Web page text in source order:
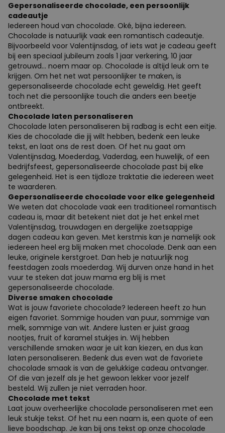
Gepersonaliseerde chocolade, een persoonlijk
cadeautje
Iedereen houd van chocolade. Oké, bijna iedereen.
Chocolade is natuurlijk vaak een romantisch cadeautje.
Bijvoorbeeld voor Valentijnsdag, of iets wat je cadeau geeft
bij een speciaal jubileum zoals 1 jaar verkering, 10 jaar
getrouwd… noem maar op. Chocolade is altijd leuk om te
krijgen. Om het net wat persoonlijker te maken, is
gepersonaliseerde chocolade echt geweldig. Het geeft
toch net die persoonlijke touch die anders een beetje
ontbreekt.
Chocolade laten personaliseren
Chocolade laten personaliseren bij radbag is echt een eitje.
Kies de chocolade die jij wilt hebben, bedenk een leuke
tekst, en laat ons de rest doen. Of het nu gaat om
Valentijnsdag, Moederdag, Vaderdag, een huwelijk, of een
bedrijfsfeest, gepersonaliseerde chocolade past bij elke
gelegenheid. Het is een tijdloze traktatie die iedereen weet
te waarderen.
Gepersonaliseerde chocolade voor elke gelegenheid
We weten dat chocolade vaak een traditioneel romantisch
cadeau is, maar dit betekent niet dat je het enkel met
Valentijnsdag, trouwdagen en dergelijke zoetsappige
dagen cadeau kan geven. Met kerstmis kan je namelijk ook
iedereen heel erg blij maken met chocolade. Denk aan een
leuke, originele kerstgroet. Dan heb je natuurlijk nog
feestdagen zoals moederdag. Wij durven onze hand in het
vuur te steken dat jouw mama erg blij is met
gepersonaliseerde chocolade.
Diverse smaken chocolade
Wat is jouw favoriete chocolade? Iedereen heeft zo hun
eigen favoriet. Sommige houden van puur, sommige van
melk, sommige van wit. Andere lusten er juist graag
nootjes, fruit of karamel stukjes in. Wij hebben
verschillende smaken waar je uit kan kiezen, en dus kan
laten personaliseren. Bedenk dus even wat de favoriete
chocolade smaak is van de gelukkige cadeau ontvanger.
Of die van jezelf als je het gewoon lekker voor jezelf
besteld. Wij zullen je niet verraden hoor.
Chocolade met tekst
Laat jouw overheerlijke chocolade personaliseren met een
leuk stukje tekst. Of het nu een naam is, een quote of een
lieve boodschap. Je kan bij ons tekst op onze chocolade